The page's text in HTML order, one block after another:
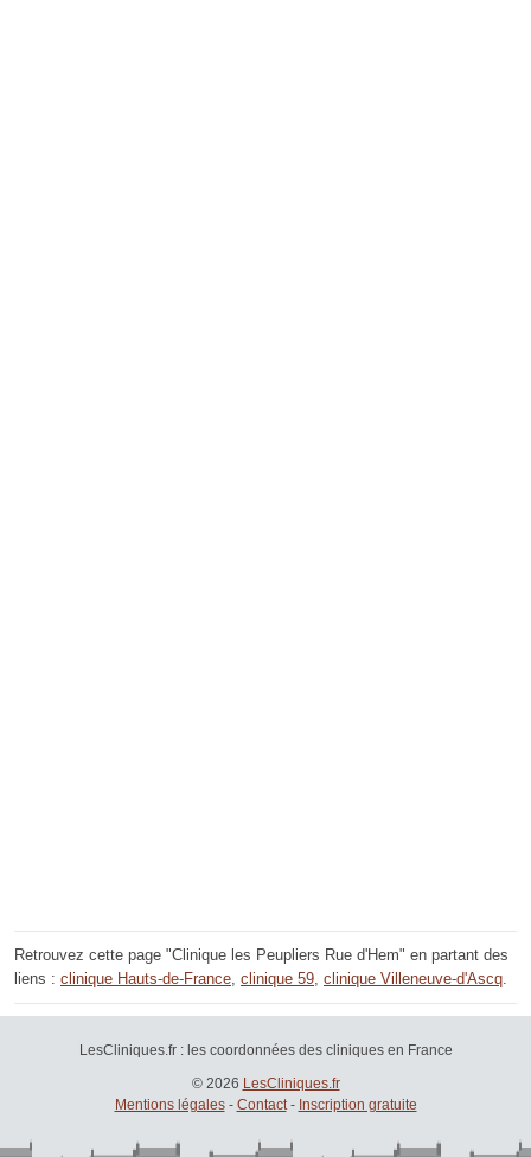
Retrouvez cette page "Clinique les Peupliers Rue d'Hem" en partant des
liens : clinique Hauts-de-France, clinique 59, clinique Villeneuve-d'Ascq.
LesCliniques.fr : les coordonnées des cliniques en France
© 2026 LesCliniques.fr
Mentions légales- Contact- Inscription gratuite